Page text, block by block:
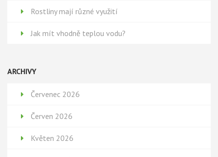
Rostliny mají různé využití
Jak mít vhodně teplou vodu?
ARCHIVY
Červenec 2026
Červen 2026
Květen 2026